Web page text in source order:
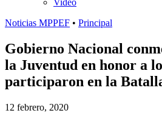
Video
Noticias MPPEF • Principal
Gobierno Nacional
la Juventud en honor a
participaron en la
12 febrero, 2020